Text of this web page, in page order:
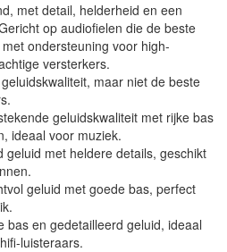
met detail, helderheid en een
op audiofielen die de beste
ondersteuning voor high-
versterkers.
maar niet de beste
geluidskwaliteit met rijke bas
ideaal voor muziek.
geluid met heldere details, geschikt
geluid met goede bas, perfect
bas en gedetailleerd geluid, ideaal
luisteraars.